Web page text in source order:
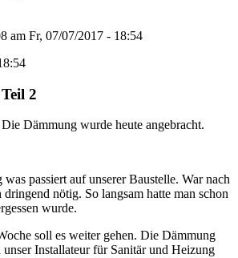
am Fr, 07/07/2017 - 18:54
2
Dämmung wurde heute angebracht.
passiert auf unserer Baustelle. War nach
nötig. So langsam hatte man schon
wurde.
soll es weiter gehen. Die Dämmung
Installateur für Sanitär und Heizung